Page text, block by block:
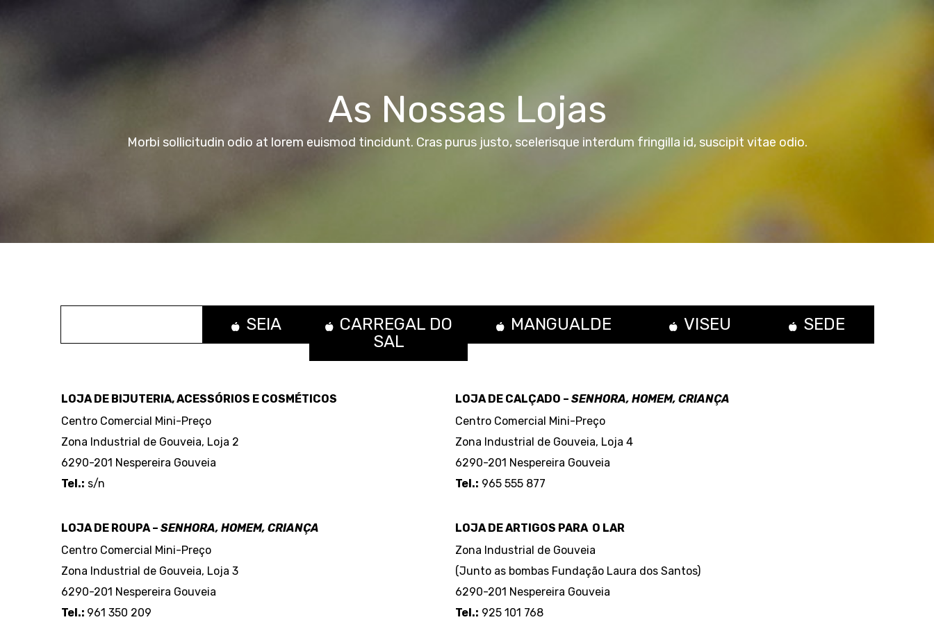
As Nossas Lojas
Morbi sollicitudin odio at lorem euismod tincidunt. Cras purus justo, scelerisque interdum fringilla id, suscipit vitae odio.
SEIA
CARREGAL DO
SAL
MANGUALDE VISEU SEDE
LOJA DE BIJUTERIA, ACESSÓRIOS E COSMÉTICOS LOJA DE CALÇADO – SENHORA, HOMEM, CRIANÇA
Centro Comercial Mini-Preço
Zona Industrial de Gouveia, Loja 2
6290-201 Nespereira Gouveia
Tel.: s/n
Centro Comercial Mini-Preço
Zona Industrial de Gouveia, Loja 4
6290-201 Nespereira Gouveia
Tel.: 965 555 877
LOJA DE ROUPA – SENHORA, HOMEM, CRIANÇA
LOJA DE ARTIGOS PARA O LAR
Centro Comercial Mini-Preço
Zona Industrial de Gouveia, Loja 3
6290-201 Nespereira Gouveia
Tel.: 961 350 209
Zona Industrial de Gouveia
(Junto as bombas Fundação Laura dos Santos)
6290-201 Nespereira Gouveia
Tel.: 925 101 768